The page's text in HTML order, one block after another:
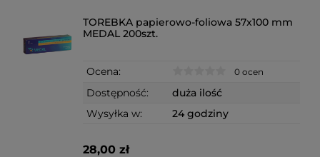
TOREBKA papierowo-foliowa 57x100 mm
MEDAL 200szt.
Ocena: 0 ocen
Dostępność:
duża ilość
Wysyłka w:
24 godziny
28,00 zł